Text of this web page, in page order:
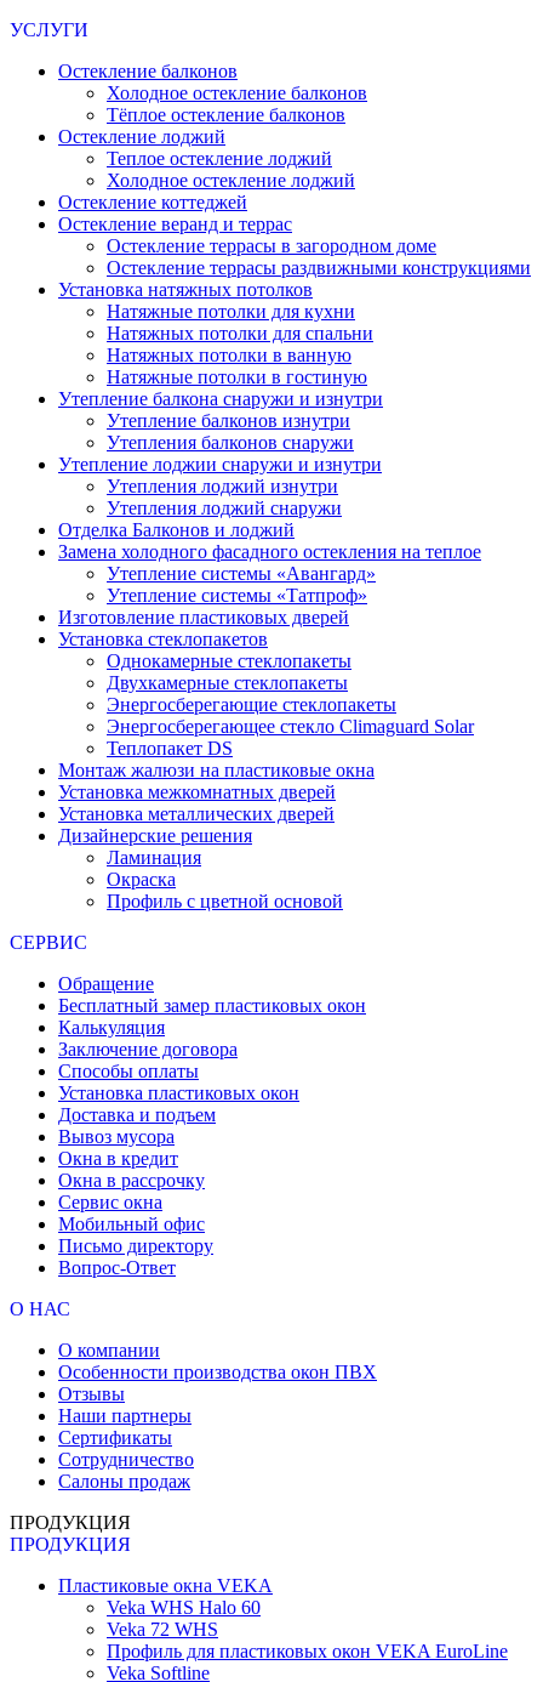
УСЛУГИ
Остекление балконов
Холодное остекление балконов
Тёплое остекление балконов
Остекление лоджий
Теплое остекление лоджий
Холодное остекление лоджий
Остекление коттеджей
Остекление веранд и террас
Остекление террасы в загородном доме
Остекление террасы раздвижными конструкциями
Установка натяжных потолков
Натяжные потолки для кухни
Натяжных потолки для спальни
Натяжных потолки в ванную
Натяжные потолки в гостиную
Утепление балкона снаружи и изнутри
Утепление балконов изнутри
Утепления балконов снаружи
Утепление лоджии снаружи и изнутри
Утепления лоджий изнутри
Утепления лоджий снаружи
Отделка Балконов и лоджий
Замена холодного фасадного остекления на теплое
Утепление системы «Авангард»
Утепление системы «Татпроф»
Изготовление пластиковых дверей
Установка стеклопакетов
Однокамерные стеклопакеты
Двухкамерные стеклопакеты
Энергосберегающие стеклопакеты
Энергосберегающее стекло Climaguard Solar
Теплопакет DS
Монтаж жалюзи на пластиковые окна
Установка межкомнатных дверей
Установка металлических дверей
Дизайнерские решения
Ламинация
Окраска
Профиль с цветной основой
СЕРВИС
Обращение
Бесплатный замер пластиковых окон
Калькуляция
Заключение договора
Способы оплаты
Установка пластиковых окон
Доставка и подъем
Вывоз мусора
Окна в кредит
Окна в рассрочку
Сервис окна
Мобильный офис
Письмо директору
Вопрос-Ответ
О НАС
О компании
Особенности производства окон ПВХ
Отзывы
Наши партнеры
Сертификаты
Сотрудничество
Салоны продаж
ПРОДУКЦИЯ
ПРОДУКЦИЯ
Пластиковые окна VEKA
Veka WHS Halo 60
Veka 72 WHS
Профиль для пластиковых окон VEKA EuroLine
Veka Softline